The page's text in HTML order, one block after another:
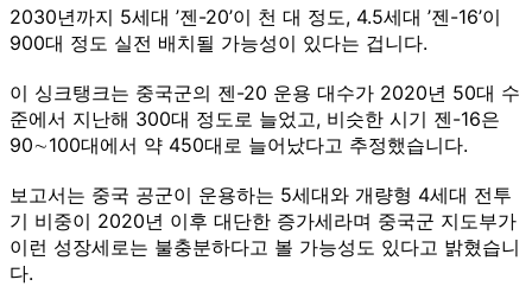
2030년까지 5세대 ’젠-20’이 천 대 정도, 4.5세대 ’젠-16’이
900대 정도 실전 배치될 가능성이 있다는 겁니다.
이 싱크탱크는 중국군의 젠-20 운용 대수가 2020년 50대 수
준에서 지난해 300대 정도로 늘었고, 비슷한 시기 젠-16은
90∼100대에서 약 450대로 늘어났다고 추정했습니다.
보고서는 중국 공군이 운용하는 5세대와 개량형 4세대 전투
기 비중이 2020년 이후 대단한 증가세라며 중국군 지도부가
이런 성장세로는 불충분하다고 볼 가능성도 있다고 밝혔습니
다.